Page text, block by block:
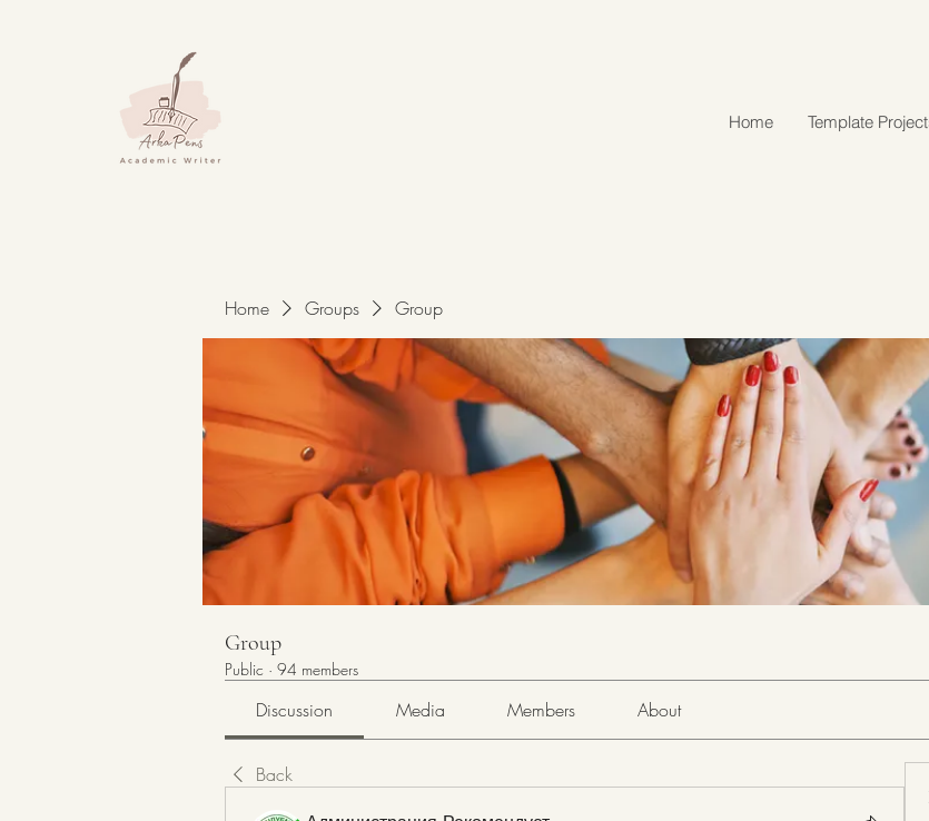
Home Template
Home Groups Group
Group
Public · 94 members
Discussion Media Members About
Back